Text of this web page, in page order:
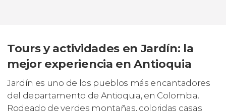
Tours y actividades en Jardín: la
mejor experiencia en Antioquia
Jardín es uno de los pueblos más encantadores
del departamento de Antioquia, en Colombia.
Rodeado de verdes montañas, coloridas casas